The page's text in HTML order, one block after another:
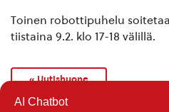
Toinen robottipuhelu
tiistaina 9.2. klo 17-18 välillä.
« Uutishuone